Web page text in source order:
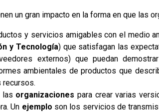
un gran impacto en la forma en que las
y servicios amigables con el medio
y Tecnología) que satisfagan las
externos) que puedan
ambientales de productos que
recursos.
las organizaciones para crear varias
Un ejemplo son los servicios de